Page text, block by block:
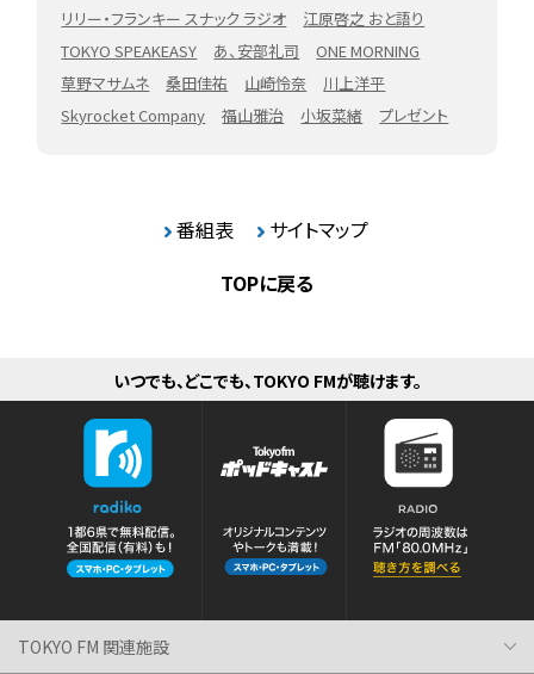
リリー・フランキー スナック ラジオ
江原啓之 おと語り
TOKYO SPEAKEASY
あ、安部礼司
ONE MORNING
草野マサムネ
桑田佳祐 山崎怜奈
川上洋平
Skyrocket Company
福山雅治 小坂菜緒 プレゼント
番組表
サイトマップ
TOPに戻る
いつでも、どこでも、TOKYO FMが聴けます。
TOKYO FM 関連施設